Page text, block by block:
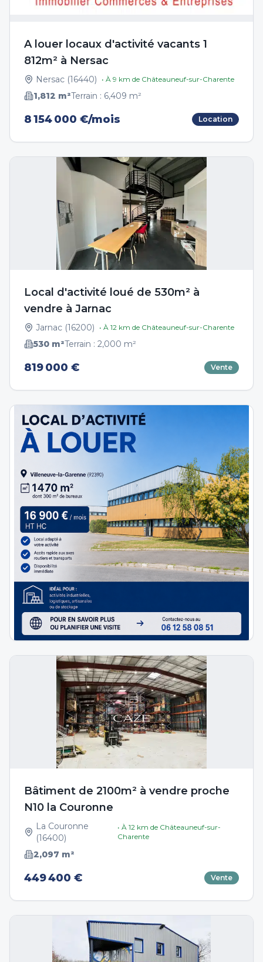
A louer locaux d'activité vacants 1
812m² à Nersac
Nersac (16440) • À 9 km de Châteauneuf-sur-Charente
1,812 m²Terrain : 6,409 m²
8 154 000 €/mois Location
Local d'activité loué de 530m² à
vendre à Jarnac
Jarnac (16200) • À 12 km de Châteauneuf-sur-Charente
530 m²Terrain : 2,000 m²
819 000 € Vente
Bâtiment de 2100m² à vendre proche
N10 la Couronne
La Couronne
(16400)
• À12 km de Châteauneuf-sur-
Charente
2,097 m²
449 400 € Vente